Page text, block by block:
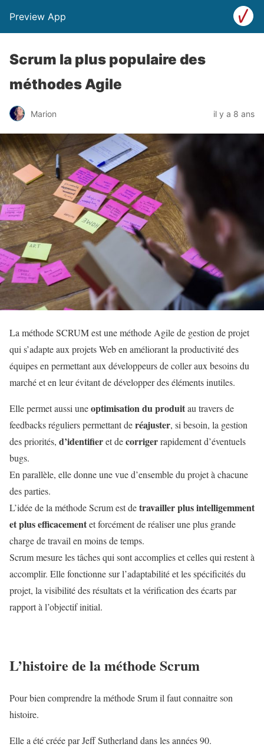
Preview App
Scrum la plus populaire des
méthodes Agile
Marion il y a 8 ans
La méthode SCRUM est une méthode Agile de gestion de projet
qui s’adapte aux projets Web en améliorant la productivité des
équipes en permettant aux développeurs de coller aux besoins du
marché et en leur évitant de développer des éléments inutiles.
Elle permet aussi uneoptimisation du produitau travers de
feedbacks réguliers permettant deréajuster, si besoin, la gestion
des priorités, d’identifieret decorrigerrapidement d’éventuels
bugs.
En parallèle, elle donne une vue d’ensemble du projet à chacune
des parties.
L’idée de la méthode Scrum est detravailler plus intelligemment
et plus efficacementet forcément de réaliser une plus grande
charge de travail en moins de temps.
Scrum mesure les tâches qui sont accomplies et celles qui restent à
accomplir. Elle fonctionne sur l’adaptabilité et les spécificités du
projet, la visibilité des résultats et la vérification des écarts par
rapport à l’objectif initial.
L’histoire de la méthode Scrum
Pour bien comprendre la méthode Srum il faut connaitre son
histoire.
Elle a été créée par Jeff Sutherland dans les années 90.